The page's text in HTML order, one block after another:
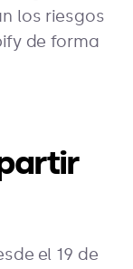
los riesgos
de forma
el 19 de